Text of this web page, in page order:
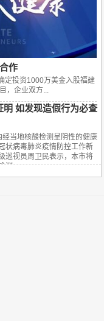
作
定投资1000万美金入股福建
，企业双方...
如发现造假行为必查
当地核酸检测呈阴性的健康
状病毒肺炎疫情防控工作新
巡视员周卫民表示，本市将
测...